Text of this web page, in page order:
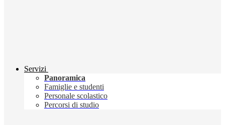
Servizi
Panoramica
Famiglie e studenti
Personale scolastico
Percorsi di studio